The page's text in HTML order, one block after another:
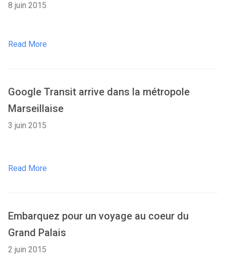
8 juin 2015
Read More
Google Transit arrive dans la métropole
Marseillaise
3 juin 2015
Read More
Embarquez pour un voyage au coeur du
Grand Palais
2 juin 2015